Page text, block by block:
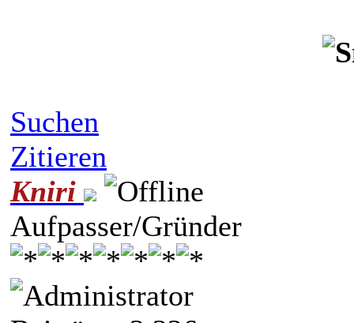
Suchen
Zitieren
Kniri
Aufpasser/Gründer